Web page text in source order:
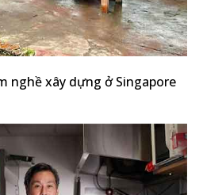
nghề xây dựng ở Singapore